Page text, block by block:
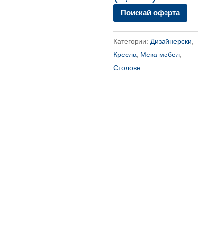
Поискай оферта
Категории: Дизайнерски
Кресла
Мека мебел
Столове